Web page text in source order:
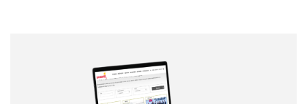
Correo electrónico